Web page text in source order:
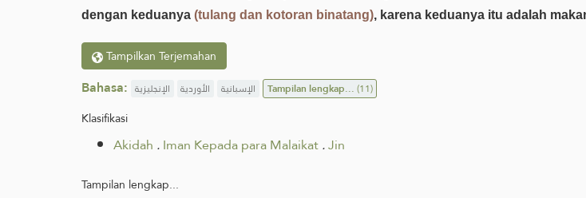
dengan keduanya (tulang dan kotoran binatang), karena keduanya itu adalah
Tampilkan Terjemahan
Bahasa: الإنجليزية الأوردية الإسبانية Tampilan lengkap...(11)
Klasifikasi
Akidah .Iman Kepada para Malaikat.Jin
Tampilan lengkap...